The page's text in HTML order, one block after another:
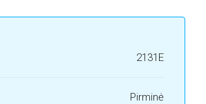
2131E
Pirminė